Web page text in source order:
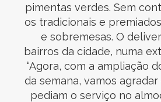
pimentas verdes. Sem
os tradicionais e
e sobremesas. O
bairros da cidade, numa
“Agora, com a ampliação
da semana, vamos
pediam o serviço no